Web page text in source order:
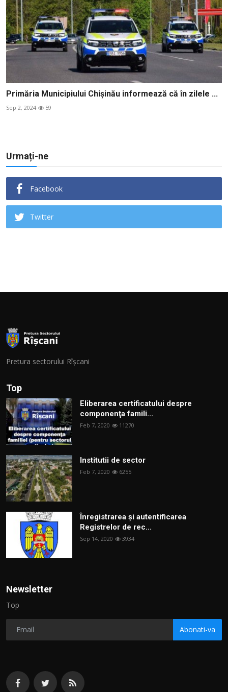
Primăria Municipiului Chișinău informează că în zilele ...
Sep 2, 2024 59
Urmați-ne
Facebook
Twitter
Pretura sectorului Rîșcani
Top
Eliberarea certificatului despre
componenţa famili...
Feb 7, 2020 11270
Institutii de sector
Feb 7, 2020 6255
Înregistrarea și autentificarea
Registrelor de rec...
Sep 14, 2020 3934
Newsletter
Top
Abonati-va